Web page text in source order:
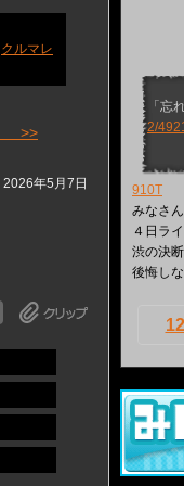
クルマレ
>>
年5月7日
「忘
2/
910T
みなさ
４日ラ
渋の決
後悔し